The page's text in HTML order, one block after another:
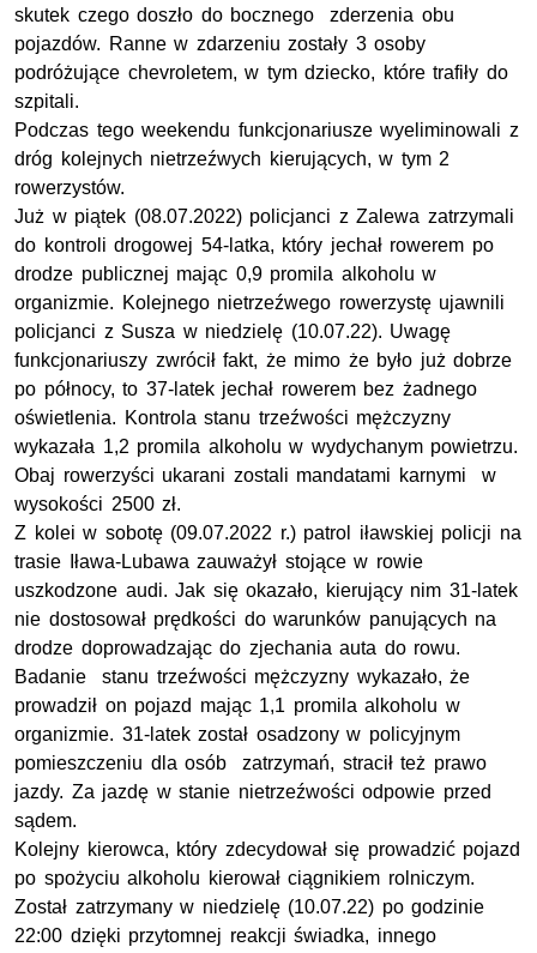
skutek czego doszło do bocznego zderzenia obu
pojazdów. Ranne w zdarzeniu zostały 3 osoby
podróżujące chevroletem, w tym dziecko, które trafiły do
szpitali.
Podczas tego weekendu funkcjonariusze wyeliminowali z
dróg kolejnych nietrzeźwych kierujących, w tym 2
rowerzystów.
Już w piątek (08.07.2022) policjanci z Zalewa zatrzymali
do kontroli drogowej 54-latka, który jechał rowerem po
drodze publicznej mając 0,9 promila alkoholu w
organizmie. Kolejnego nietrzeźwego rowerzystę ujawnili
policjanci z Susza w niedzielę (10.07.22). Uwagę
funkcjonariuszy zwrócił fakt, że mimo że było już dobrze
po północy, to 37-latek jechał rowerem bez żadnego
oświetlenia. Kontrola stanu trzeźwości mężczyzny
wykazała 1,2 promila alkoholu w wydychanym powietrzu.
Obaj rowerzyści ukarani zostali mandatami karnymi w
wysokości 2500 zł.
Z kolei w sobotę (09.07.2022 r.) patrol iławskiej policji na
trasie Iława-Lubawa zauważył stojące w rowie
uszkodzone audi. Jak się okazało, kierujący nim 31-latek
nie dostosował prędkości do warunków panujących na
drodze doprowadzając do zjechania auta do rowu.
Badanie stanu trzeźwości mężczyzny wykazało, że
prowadził on pojazd mając 1,1 promila alkoholu w
organizmie. 31-latek został osadzony w policyjnym
pomieszczeniu dla osób zatrzymań, stracił też prawo
jazdy. Za jazdę w stanie nietrzeźwości odpowie przed
sądem.
Kolejny kierowca, który zdecydował się prowadzić pojazd
po spożyciu alkoholu kierował ciągnikiem rolniczym.
Został zatrzymany w niedzielę (10.07.22) po godzinie
22:00 dzięki przytomnej reakcji świadka, innego